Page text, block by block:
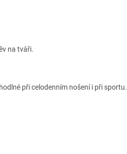
na tváři.
při celodenním nošení i při sportu.